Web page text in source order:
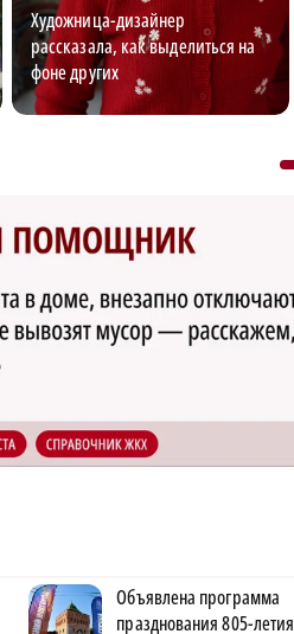
Художница-дизайнер
рассказала, как выделиться на
фоне других
Объявлена программа
празднования 805-летия